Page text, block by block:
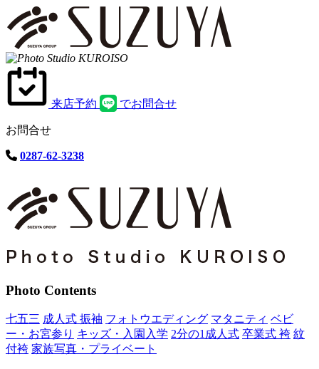
来店予約 でお問合せ
お問合せ
0287-62-3238
Photo Contents
七五三 成人式 振袖 フォトウエディング マタニティ ベビ
ー・お宮参り キッズ・入園入学 2分の1成人式 卒業式 袴 紋
付袴 家族写真・プライベート